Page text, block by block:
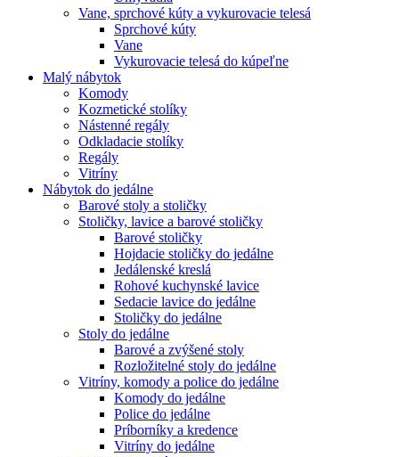
Vane, sprchové kúty a vykurovacie telesá
Sprchové kúty
Vane
Vykurovacie telesá do kúpeľne
Malý nábytok
Komody
Kozmetické stolíky
Nástenné regály
Odkladacie stolíky
Regály
Vitríny
Nábytok do jedálne
Barové stoly a stoličky
Stoličky, lavice a barové stoličky
Barové stoličky
Hojdacie stoličky do jedálne
Jedálenské kreslá
Rohové kuchynské lavice
Sedacie lavice do jedálne
Stoličky do jedálne
Stoly do jedálne
Barové a zvýšené stoly
Rozložitelné stoly do jedálne
Vitríny, komody a police do jedálne
Komody do jedálne
Police do jedálne
Príborníky a kredence
Vitríny do jedálne